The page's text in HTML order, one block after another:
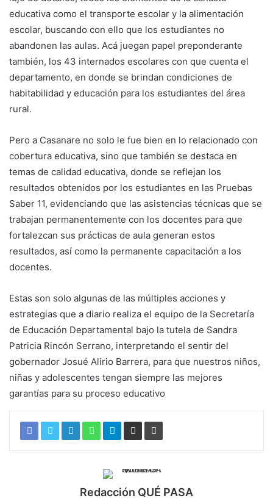
educativa como el transporte escolar y la alimentación
escolar, buscando con ello que los estudiantes no
abandonen las aulas. Acá juegan papel preponderante
también, los 43 internados escolares con que cuenta el
departamento, en donde se brindan condiciones de
habitabilidad y educación para los estudiantes del área
rural.
Pero a Casanare no solo le fue bien en lo relacionado con
cobertura educativa, sino que también se destaca en
temas de calidad educativa, donde se reflejan los
resultados obtenidos por los estudiantes en las Pruebas
Saber 11, evidenciando que las asistencias técnicas que se
trabajan permanentemente con los docentes para que
fortalezcan sus prácticas de aula generan estos
resultados, así como la permanente capacitación a los
docentes.
Estas son solo algunas de las múltiples acciones y
estrategias que a diario realiza el equipo de la Secretaría
de Educación Departamental bajo la tutela de Sandra
Patricia Rincón Serrano, interpretando el sentir del
gobernador Josué Alirio Barrera, para que nuestros niños,
niñas y adolescentes tengan siempre las mejores
garantías para su proceso educativo
Redacción QUÉ PASA